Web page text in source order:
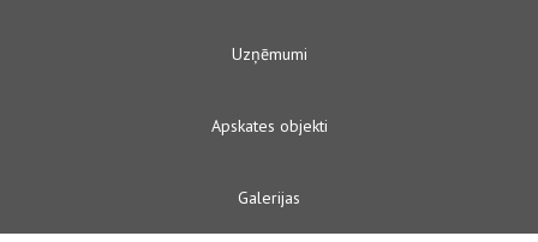
Uzņēmumi
Apskates objekti
Galerijas